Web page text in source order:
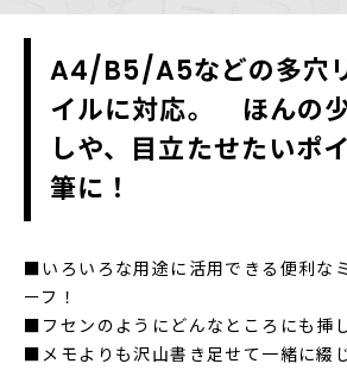
A4/B5/A5などの多穴
イルに対応。 ほんの
しや、目立たせたいポ
筆に！
■いろいろな用途に活用できる便利な
ーフ！
■フセンのようにどんなところにも挿
■メモよりも沢山書き足せて一緒に綴